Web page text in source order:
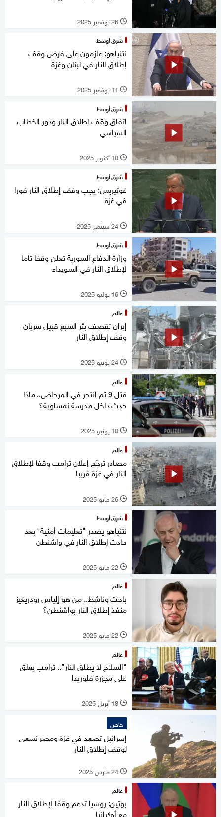
l 26 نوفمبر 2025
شرق أوسط
نتنياهو: عازمون على فرض وقف
إطلاق النار في لبنان وغزة
l 11 نوفمبر 2025
شرق أوسط
اتفاق وقف إطلاق النار ودور الخطاب
السياسي
l 10 أكتوبر 2025
شرق أوسط
غوتيريس: يجب وقف إطلاق النار فورا
في غزة
l 24 سبتمبر 2025
شرق أوسط
وزارة الدفاع السورية تعلن وقفا تاما
لإطلاق النار في السويداء
l 16 يوليو 2025
عالم
إيران تقصف بئر السبع قبيل سريان
وقف إطلاق النار
l 24 يونيو 2025
عالم
قتل 9 ثم انتحر في المرحاض.. ماذا
حدث داخل مدرسة نمساوية؟
l 10 يونيو 2025
عالم
مصادر ترجّح إعلان ترامب وقفا لإطلاق
النار في غزة قريبا
l 26 مايو 2025
شرق أوسط
نتنياهو يصدر "تعليمات أمنية" بعد
حادث إطلاق النار في واشنطن
l 22 مايو 2025
عالم
باحث وناشط.. من هو إلياس رودريغيز
منفذ إطلاق النار بواشنطن؟
l 22 مايو 2025
عالم
"السلاح لا يطلق النار".. ترامب يعلق
على مجزرة فلوريدا
l 18 أبريل 2025
خاص
إسرائيل تصعد في غزة ومصر تسعى
لوقف إطلاق النار
l 24 مارس 2025
عالم
بوتين: روسيا تدعم وقفًا لإطلاق النار
مع أوكرانيا